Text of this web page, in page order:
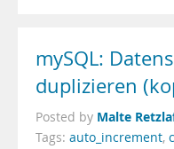
mySQL:
duplizieren
Posted by Malte
Tags: auto_increment,